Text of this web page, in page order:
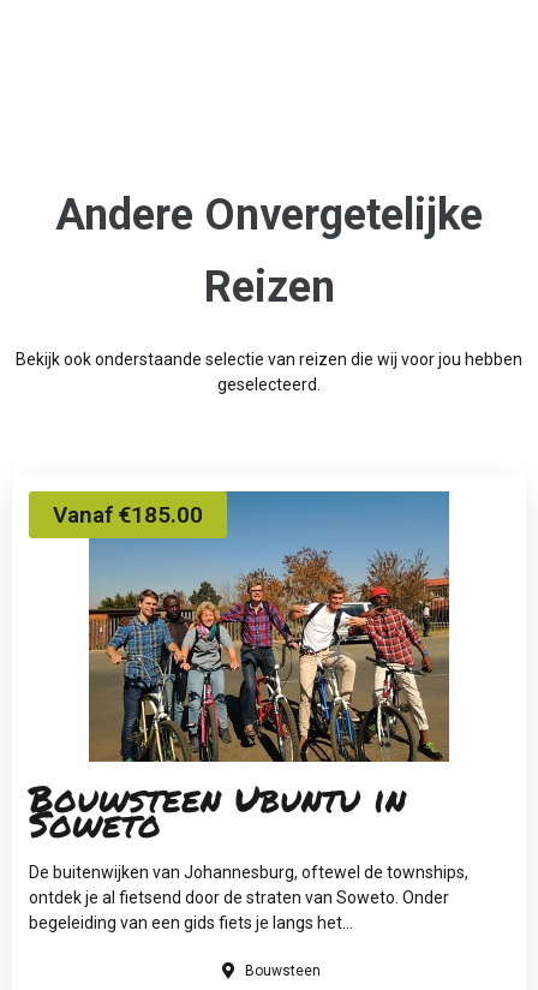
Andere Onvergetelijke
Reizen
Bekijk ook onderstaande selectie van reizen die wij voor jou hebben
geselecteerd.
Bouwsteen Ubuntu in
Soweto
De buitenwijken van Johannesburg, oftewel de townships,
ontdek je al fietsend door de straten van Soweto. Onder
begeleiding van een gids fiets je langs het...
Vanaf €185.00
Bouwsteen